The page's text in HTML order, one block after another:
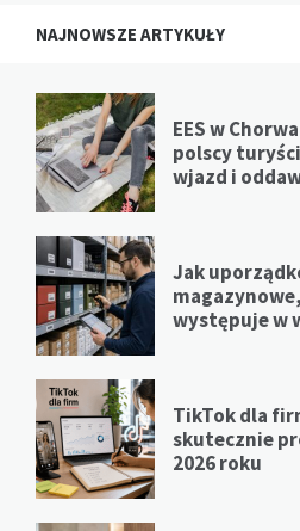
NAJNOWSZE ARTYKUŁY
EES w
polscy
wjazd i
Jak
występuje w
TikTok dla
skutecznie
2026 roku